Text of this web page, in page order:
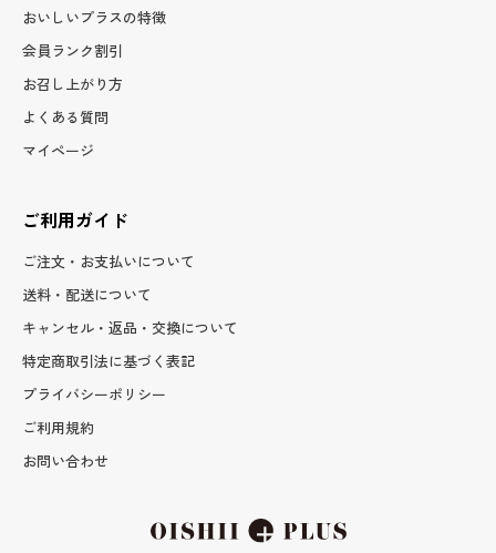
おいしいプラスの特徴
会員ランク割引
お召し上がり方
よくある質問
マイページ
ご利用ガイド
ご注文・お支払いについて
送料・配送について
キャンセル・返品・交換について
特定商取引法に基づく表記
プライバシーポリシー
ご利用規約
お問い合わせ